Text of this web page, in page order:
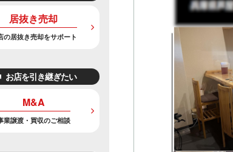
居抜き売却
の居抜き売却をサポート
お店を引き継ぎたい
M&A
業譲渡・買収のご相談